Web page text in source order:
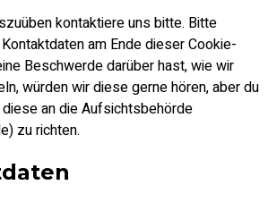
kontaktiere uns bitte. Bitte
am Ende dieser Cookie-
Beschwerde darüber hast, wie wir
würden wir diese gerne hören, aber du
an die Aufsichtsbehörde
zu richten.